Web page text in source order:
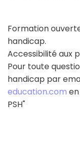
Formation
handicap.
Accessibilité aux
Pour toute
handicap par
education.com
PSH"